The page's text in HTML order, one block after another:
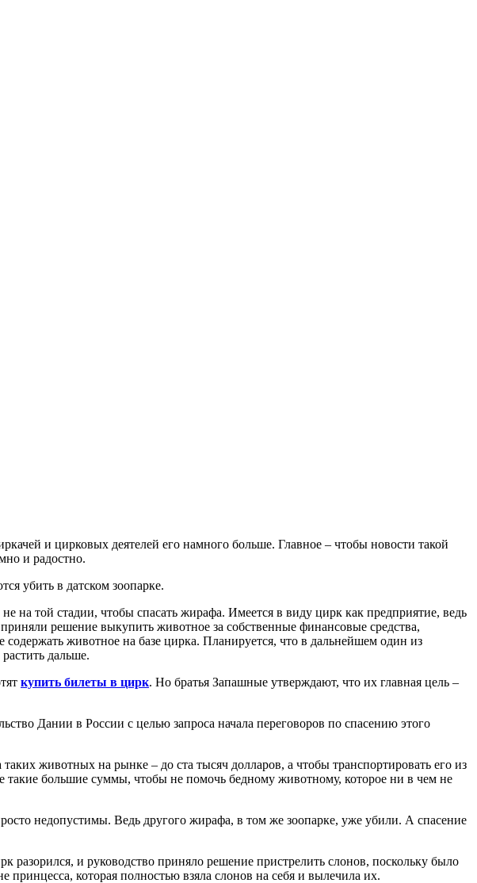
и цирковых деятелей его намного больше. Главное – чтобы новости такой
и радостно.
убить в датском зоопарке.
на той стадии, чтобы спасать жирафа. Имеется в виду цирк как предприятие, ведь
решение выкупить животное за собственные финансовые средства,
животное на базе цирка. Планируется, что в дальнейшем один из
дальше.
купить билеты в цирк. Но братья Запашные утверждают, что их главная цель –
Дании в России с целью запроса начала переговоров по спасению этого
животных на рынке – до ста тысяч долларов, а чтобы транспортировать его из
такие большие суммы, чтобы не помочь бедному животному, которое ни в чем не
недопустимы. Ведь другого жирафа, в том же зоопарке, уже убили. А спасение
и руководство приняло решение пристрелить слонов, поскольку было
которая полностью взяла слонов на себя и вылечила их.